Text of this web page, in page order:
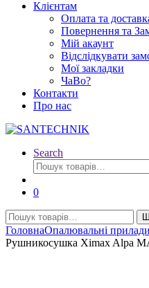
Клієнтам
Оплата та
Повернення та
Мій акаунт
Відслідкувати
Мої закладки
ЧаВо?
Контакти
Про нас
Search
Шукати:
0
Шукати:
ГоловнаОпалювальні прилади
Рушникосушка Ximax Alpa